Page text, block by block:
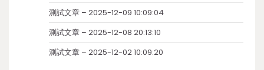
測試文章 – 2025-12-09 10:09:04
測試文章 – 2025-12-08 20:13:10
測試文章 – 2025-12-02 10:09:20